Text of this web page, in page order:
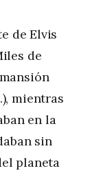
de Elvis
de
mientras
en la
sin
planeta